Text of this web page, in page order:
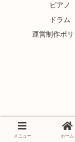
ピアノ
ドラム
運営制作ポ
メニュー ホーム